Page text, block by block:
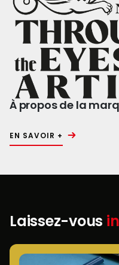
À propos de la
EN SAVOIR +
Laissez-vous